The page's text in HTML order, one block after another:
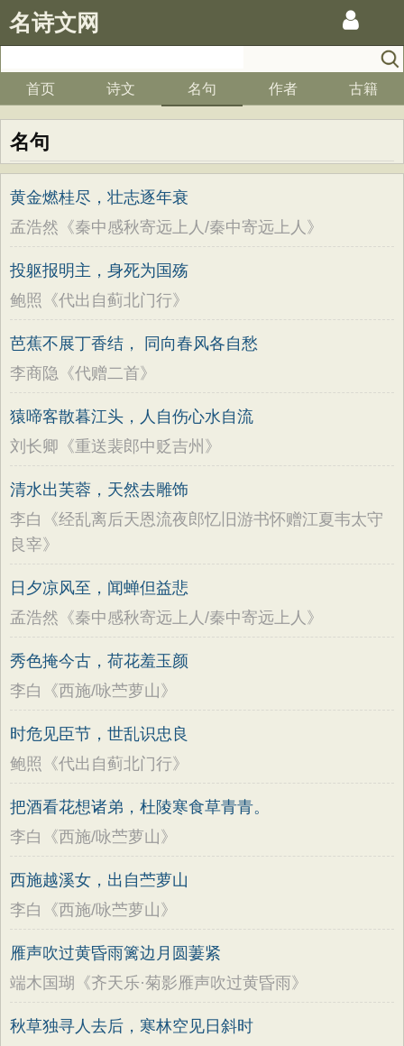
名诗文网
首页 诗文 名句 作者 古籍
名句
黄金燃桂尽，壮志逐年衰
孟浩然《秦中感秋寄远上人/秦中寄远上人》
投躯报明主，身死为国殇
鲍照《代出自蓟北门行》
芭蕉不展丁香结， 同向春风各自愁
李商隐《代赠二首》
猿啼客散暮江头，人自伤心水自流
刘长卿《重送裴郎中贬吉州》
清水出芙蓉，天然去雕饰
李白《经乱离后天恩流夜郎忆旧游书怀赠江夏韦太守
良宰》
日夕凉风至，闻蝉但益悲
孟浩然《秦中感秋寄远上人/秦中寄远上人》
秀色掩今古，荷花羞玉颜
李白《西施/咏苎萝山》
时危见臣节，世乱识忠良
鲍照《代出自蓟北门行》
把酒看花想诸弟，杜陵寒食草青青。
李白《西施/咏苎萝山》
西施越溪女，出自苎萝山
李白《西施/咏苎萝山》
雁声吹过黄昏雨篱边月圆萋紧
端木国瑚《齐天乐·菊影雁声吹过黄昏雨》
秋草独寻人去后，寒林空见日斜时